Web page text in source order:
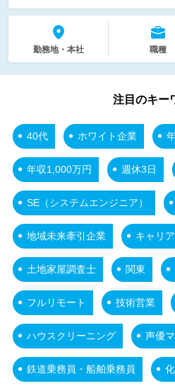
勤務地・本社 職種
注目のキー
40代 ホワイト企業
年収1,000万円 週休3日
SE（システムエンジニア）
地域未来牽引企業 キャリ
土地家屋調査士 関東
フルリモート 技術営業
ハウスクリーニング 声優
鉄道乗務員・船舶乗務員